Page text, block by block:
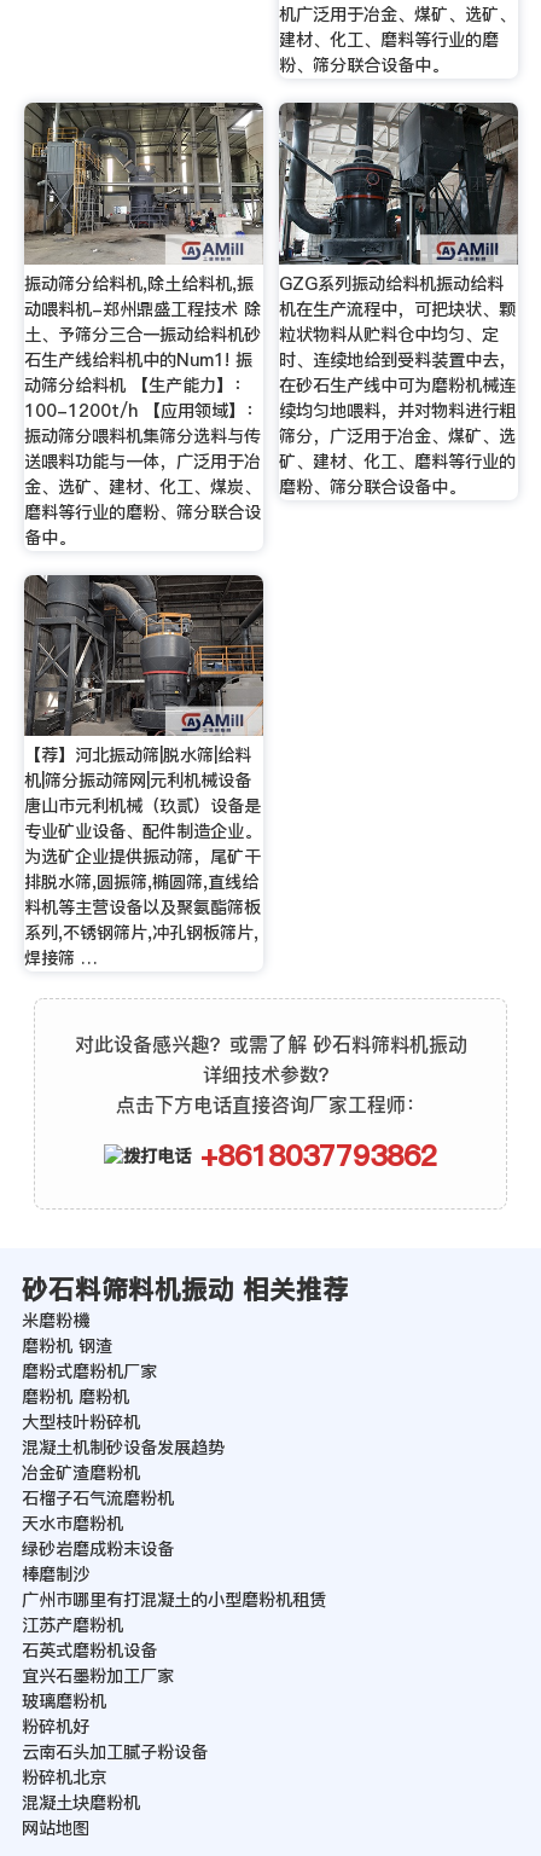
机广泛用于冶金、煤矿、选矿、
建材、化工、磨料等行业的磨
粉、筛分联合设备中。
振动筛分给料机,除土给料机,振
动喂料机-郑州鼎盛工程技术 除
土、予筛分三合一振动给料机砂
石生产线给料机中的Num1! 振
动筛分给料机 【生产能力】：
100-1200t/h 【应用领域】：
振动筛分喂料机集筛分选料与传
送喂料功能与一体，广泛用于冶
金、选矿、建材、化工、煤炭、
磨料等行业的磨粉、筛分联合设
备中。
GZG系列振动给料机振动给料
机在生产流程中，可把块状、颗
粒状物料从贮料仓中均匀、定
时、连续地给到受料装置中去，
在砂石生产线中可为磨粉机械连
续均匀地喂料，并对物料进行粗
筛分，广泛用于冶金、煤矿、选
矿、建材、化工、磨料等行业的
磨粉、筛分联合设备中。
【荐】河北振动筛|脱水筛|给料
机|筛分振动筛网|元利机械设备
唐山市元利机械（玖贰）设备是
专业矿业设备、配件制造企业。
为选矿企业提供振动筛，尾矿干
排脱水筛,圆振筛,椭圆筛,直线给
料机等主营设备以及聚氨酯筛板
系列,不锈钢筛片,冲孔钢板筛片,
焊接筛 …
对此设备感兴趣？或需了解 砂石料筛料机振动
详细技术参数？
点击下方电话直接咨询厂家工程师：
+8618037793862
砂石料筛料机振动 相关推荐
米磨粉機
磨粉机 钢渣
磨粉式磨粉机厂家
磨粉机 磨粉机
大型枝叶粉碎机
混凝土机制砂设备发展趋势
冶金矿渣磨粉机
石榴子石气流磨粉机
天水市磨粉机
绿砂岩磨成粉末设备
棒磨制沙
广州市哪里有打混凝土的小型磨粉机租赁
江苏产磨粉机
石英式磨粉机设备
宜兴石墨粉加工厂家
玻璃磨粉机
粉碎机好
云南石头加工腻子粉设备
粉碎机北京
混凝土块磨粉机
网站地图